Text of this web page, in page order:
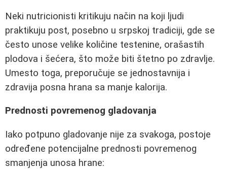
Neki nutricionisti kritikuju način na koji ljudi
praktikuju post, posebno u srpskoj tradiciji, gde se
često unose velike količine testenine, orašastih
plodova i šećera, što može biti štetno po zdravlje.
Umesto toga, preporučuje se jednostavnija i
zdravija posna hrana sa manje kalorija.
Prednosti povremenog gladovanja
Iako potpuno gladovanje nije za svakoga, postoje
određene potencijalne prednosti povremenog
smanjenja unosa hrane: